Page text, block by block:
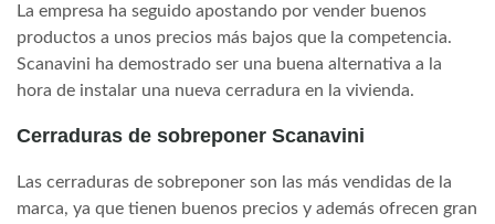
La empresa ha seguido apostando por vender buenos
productos a unos precios más bajos que la competencia.
Scanavini ha demostrado ser una buena alternativa a la
hora de instalar una nueva cerradura en la vivienda.
Cerraduras de sobreponer Scanavini
Las cerraduras de sobreponer son las más vendidas de la
marca, ya que tienen buenos precios y además ofrecen gran